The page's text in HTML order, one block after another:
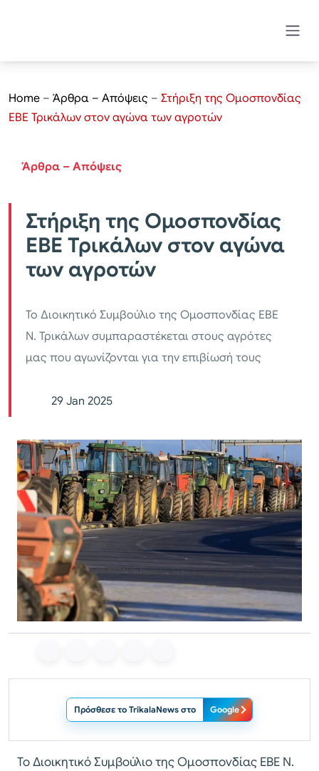
Home – Άρθρα – Απόψεις – Στήριξη της Ομοσπονδίας
ΕΒΕ Τρικάλων στον αγώνα των αγροτών
Άρθρα – Απόψεις
Στήριξη της Ομοσπονδίας
ΕΒΕ Τρικάλων στον αγώνα
των αγροτών
Το Διοικητικό Συμβούλιο της Ομοσπονδίας ΕΒΕ
Ν. Τρικάλων συμπαραστέκεται στους αγρότες
μας που αγωνίζονται για την επιβίωσή τους
29 Jan 2025
Πρόσθεσε το TrikalaNews στο Google
Το Διοικητικό Συμβούλιο της Ομοσπονδίας ΕΒΕ Ν.